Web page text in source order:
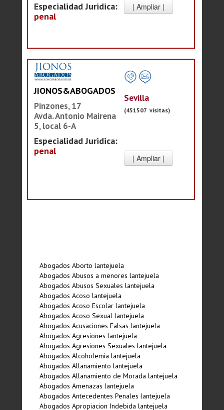
Especialidad Juridica:
penal
JIONOS&ABOGADOS
Pinzones, 17
Avda. Antonio Mairena
5, local 6-A
Especialidad Juridica:
penal
Sevilla
(451507 visitas)
Abogados Aborto lantejuela
Abogados Abusos a menores lantejuela
Abogados Abusos Sexuales lantejuela
Abogados Acoso lantejuela
Abogados Acoso Escolar lantejuela
Abogados Acoso Sexual lantejuela
Abogados Acusaciones Falsas lantejuela
Abogados Agresiones lantejuela
Abogados Agresiones Sexuales lantejuela
Abogados Alcoholemia lantejuela
Abogados Allanamiento lantejuela
Abogados Allanamiento de Morada lantejuela
Abogados Amenazas lantejuela
Abogados Antecedentes Penales lantejuela
Abogados Apropiacion Indebida lantejuela